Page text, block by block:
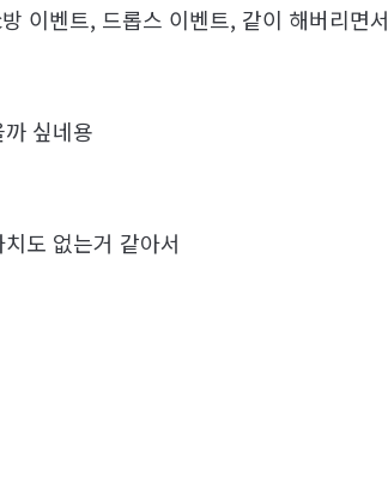
이벤트, 드롭스 이벤트, 같이 해버리면서
싶네용
도 없는거 같아서